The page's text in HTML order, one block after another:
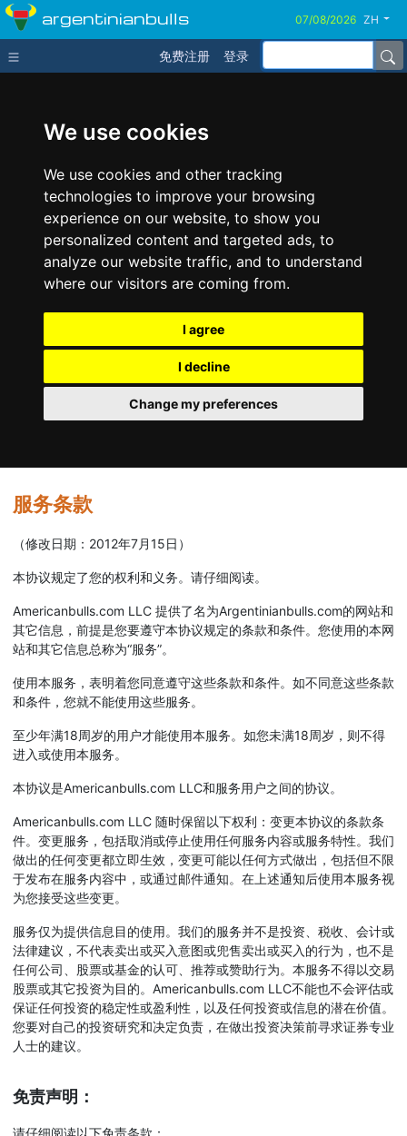
We use cookies
We use cookies and other tracking
technologies to improve your browsing
experience on our website, to show you
personalized content and targeted ads, to
analyze our website traffic, and to understand
where our visitors are coming from.
I agree
I decline
Change my preferences
argentinianbulls ZH
免费注册 登录
服务条款
（修改日期：2012年7月15日）
本协议规定了您的权利和义务。请仔细阅读。
Americanbulls.com LLC 提供了名为Argentinianbulls.com的网站和
其它信息，前提是您要遵守本协议规定的条款和条件。您使用的本网
站和其它信息总称为“服务”。
使用本服务，表明着您同意遵守这些条款和条件。如不同意这些条款
和条件，您就不能使用这些服务。
至少年满18周岁的用户才能使用本服务。如您未满18周岁，则不得
进入或使用本服务。
本协议是Americanbulls.com LLC和服务用户之间的协议。
Americanbulls.com LLC 随时保留以下权利：变更本协议的条款条
件。变更服务，包括取消或停止使用任何服务内容或服务特性。我们
做出的任何变更都立即生效，变更可能以任何方式做出，包括但不限
于发布在服务内容中，或通过邮件通知。在上述通知后使用本服务视
为您接受这些变更。
服务仅为提供信息目的使用。我们的服务并不是投资、税收、会计或
法律建议，不代表卖出或买入意图或兜售卖出或买入的行为，也不是
任何公司、股票或基金的认可、推荐或赞助行为。本服务不得以交易
股票或其它投资为目的。Americanbulls.com LLC不能也不会评估或
保证任何投资的稳定性或盈利性，以及任何投资或信息的潜在价值。
您要对自己的投资研究和决定负责，在做出投资决策前寻求证券专业
人士的建议。
免责声明：
请仔细阅读以下免责条款：